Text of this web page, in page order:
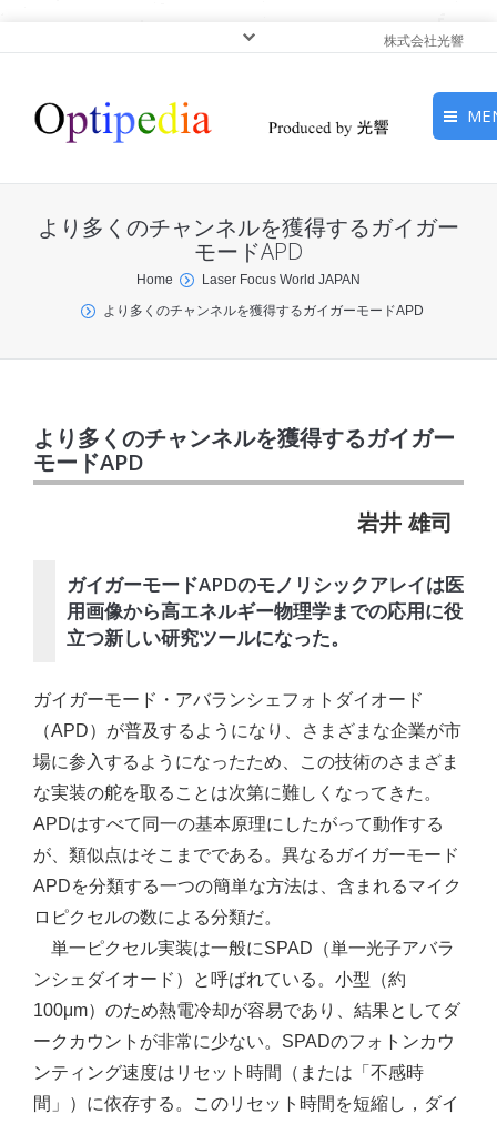
株式会社光響
ピックアップ
サービス
より多くのチャンネルを獲得するガイガー
モードAPD
You are here:Home
Laser Focus World JAPAN
より多くのチャンネルを獲得するガイガーモードAPD
より多くのチャンネルを獲得するガイガー
モードAPD
岩井 雄司
ガイガーモードAPDのモノリシックアレイは医
用画像から高エネルギー物理学までの応用に役
立つ新しい研究ツールになった。
ガイガーモード・アバランシェフォトダイオード
（APD）が普及するようになり、さまざまな企業が市
場に参入するようになったため、この技術のさまざま
な実装の舵を取ることは次第に難しくなってきた。
APDはすべて同一の基本原理にしたがって動作する
が、類似点はそこまでである。異なるガイガーモード
APDを分類する一つの簡単な方法は、含まれるマイク
ロピクセルの数による分類だ。
単一ピクセル実装は一般にSPAD（単一光子アバラ
ンシェダイオード）と呼ばれている。小型（約
100μm）のため熱電冷却が容易であり、結果としてダ
ークカウントが非常に少ない。SPADのフォトンカウ
ンティング速度はリセット時間（または「不感時
間」）に依存する。このリセット時間を短縮し，ダイ